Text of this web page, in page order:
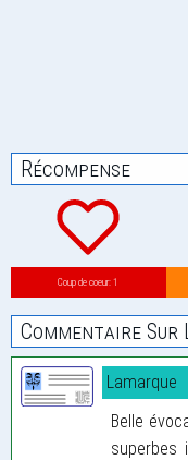
Récompense
Coup de coeur: 1
Commentaire Sur
Lamarque
Belle
superbes